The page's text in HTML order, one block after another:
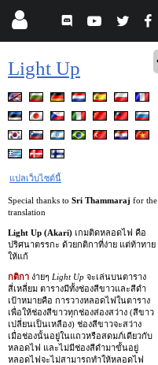
Light Up
แปลเว็บไซต์นี้
Special thanks to Sri Thammaraj for the
translation
Light Up (Akari) เกมติดหลอดไฟ คือ
ปริศนาตรรกะ ด้วยกติกาที่ง่าย แต่ท้าทาย
ให้แก้
กติกา ง่ายๆ Light Up จะเล่นบนตาราง
สี่เหลี่ยม ตารางมีทั้งช่องสีขาวและสีดำ
เป้าหมายคือ การวางหลอดไฟในตาราง
เพื่อให้ช่องสีขาวทุกช่องส่องสว่าง (สีขาว
เปลี่ยนเป็นเหลือง) ช่องสีขาวจะสว่าง
เมื่อช่องนั้นอยู่ในแถวหรือสดมภ์เดียวกับ
หลอดไฟ และไม่มีช่องสีดำมาขั้นอยู่
หลอดไฟจะไม่สามารถทำให้หลอดไฟ